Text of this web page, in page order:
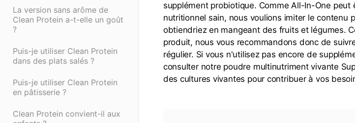
La version sans arôme de
Clean Protein a-t-elle un goût
?
Puis-je utiliser Clean Protein
dans des plats salés ?
Puis-je utiliser Clean Protein
en pâtisserie ?
Clean Protein convient-il aux
supplément probiotique. Comme All-In-One peut
nutritionnel sain, nous voulions imiter le contenu
obtiendriez en mangeant des fruits et légumes.
produit, nous vous recommandons donc de
régulier. Si vous n'utilisez pas encore de
consulter notre poudre multinutriment vivante
des cultures vivantes pour contribuer à vos